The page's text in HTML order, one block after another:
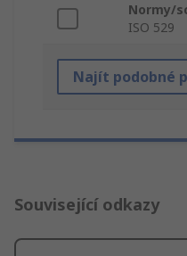
Normy/
ISO 529
Najít podobné
Související odkazy